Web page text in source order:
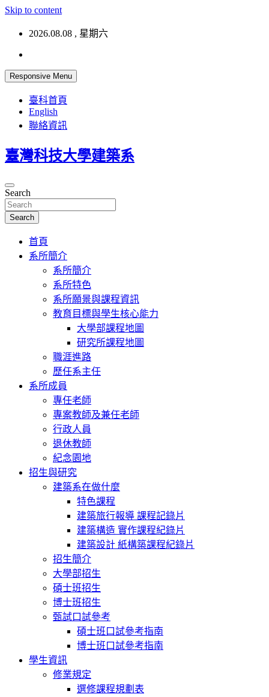
Skip to content
2026.08.08 , 星期六
Responsive Menu
臺科首頁
English
聯絡資訊
臺灣科技大學建築系
Search
Search
首頁
系所簡介
系所簡介
系所特色
系所願景與課程資訊
教育目標與學生核心能力
大學部課程地圖
研究所課程地圖
職涯進路
歷任系主任
系所成員
專任老師
專案教師及兼任老師
行政人員
退休教師
紀念園地
招生與研究
建築系在做什麼
特色課程
建築旅行報導 課程記錄片
建築構造 實作課程紀錄片
建築設計 紙構築課程紀錄片
招生簡介
大學部招生
碩士班招生
博士班招生
甄試口試參考
碩士班口試參考指南
博士班口試參考指南
學生資訊
修業規定
選修課程規劃表